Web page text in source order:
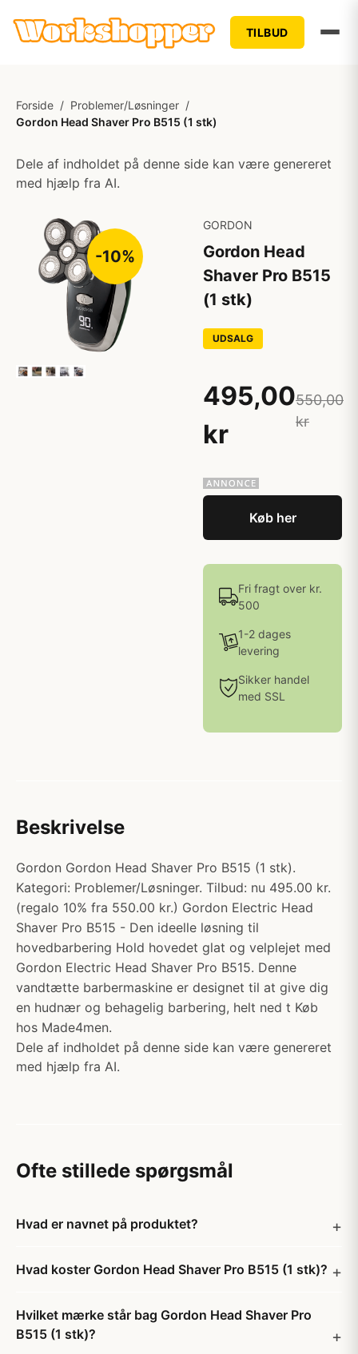
TILBUD
Forside / Problemer/Løsninger /
Gordon Head Shaver Pro B515 (1 stk)
Dele af indholdet på denne side kan være genereret
med hjælp fra AI.
-10%
GORDON
Gordon Head
Shaver Pro B515
(1 stk)
UDSALG
495,00
kr
550,00
kr
Køb her
Fri fragt over kr.
500
1-2 dages
levering
Sikker handel
med SSL
Beskrivelse
Gordon Gordon Head Shaver Pro B515 (1 stk).
Kategori: Problemer/Løsninger. Tilbud: nu 495.00 kr.
(regalo 10% fra 550.00 kr.) Gordon Electric Head
Shaver Pro B515 - Den ideelle løsning til
hovedbarbering Hold hovedet glat og velplejet med
Gordon Electric Head Shaver Pro B515. Denne
vandtætte barbermaskine er designet til at give dig
en hudnær og behagelig barbering, helt ned t Køb
hos Made4men.
Dele af indholdet på denne side kan være genereret
med hjælp fra AI.
Ofte stillede spørgsmål
Hvad er navnet på produktet?
Hvad koster Gordon Head Shaver Pro B515 (1 stk)?
Hvilket mærke står bag Gordon Head Shaver Pro
B515 (1 stk)?